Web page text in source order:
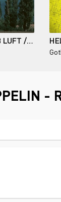
ELINA DUNI & ROB LUFT / REACHING FOR THE MOON
-